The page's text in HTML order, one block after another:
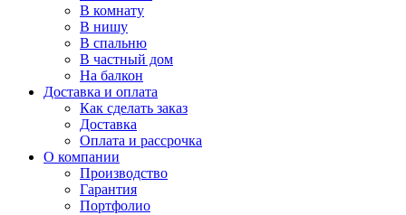
В комнату
В нишу
В спальню
В частный дом
На балкон
Доставка и оплата
Как сделать заказ
Доставка
Оплата и рассрочка
О компании
Производство
Гарантия
Портфолио